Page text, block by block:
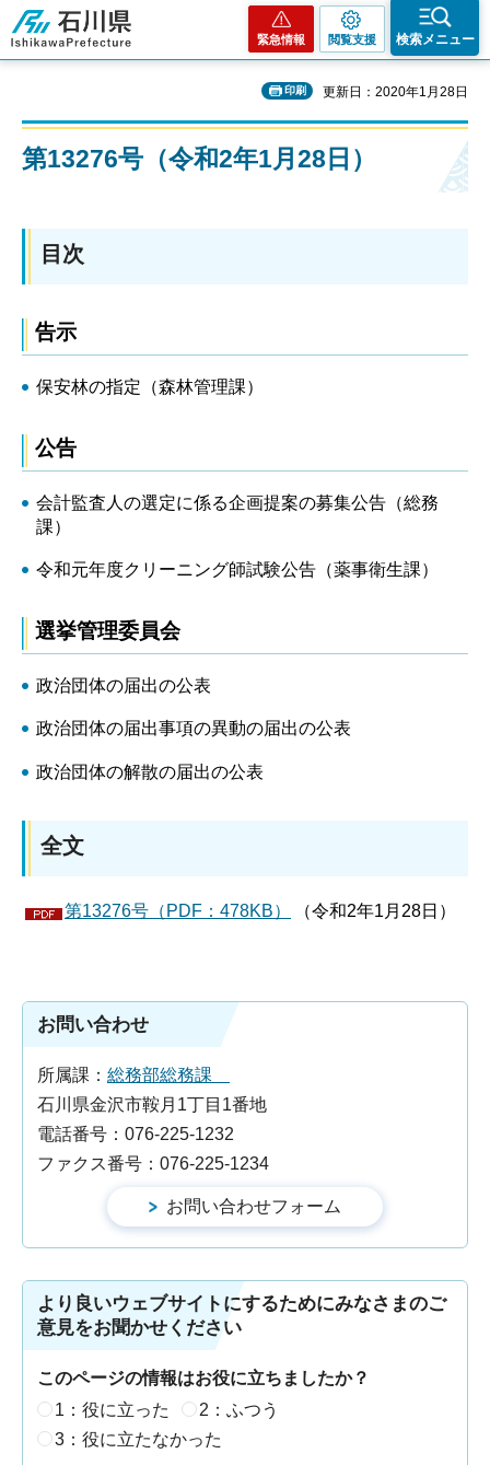
石川県
緊急情報 閲覧支援 検索メニュー
印刷 更新日：2020年1月28日
第13276号（令和2年1月28日）
目次
告示
保安林の指定（森林管理課）
公告
会計監査人の選定に係る企画提案の募集公告（総務
課）
令和元年度クリーニング師試験公告（薬事衛生課）
選挙管理委員会
政治団体の届出の公表
政治団体の届出事項の異動の届出の公表
政治団体の解散の届出の公表
全文
第13276号（PDF：478KB） （令和2年1月28日）
お問い合わせ
所属課： 総務部総務課
石川県金沢市鞍月1丁目1番地
電話番号：076-225-1232
ファクス番号：076-225-1234
より良いウェブサイトにするためにみなさまのご
意見をお聞かせください
このページの情報はお役に立ちましたか？
1：役に立った
2：ふつう
3：役に立たなかった